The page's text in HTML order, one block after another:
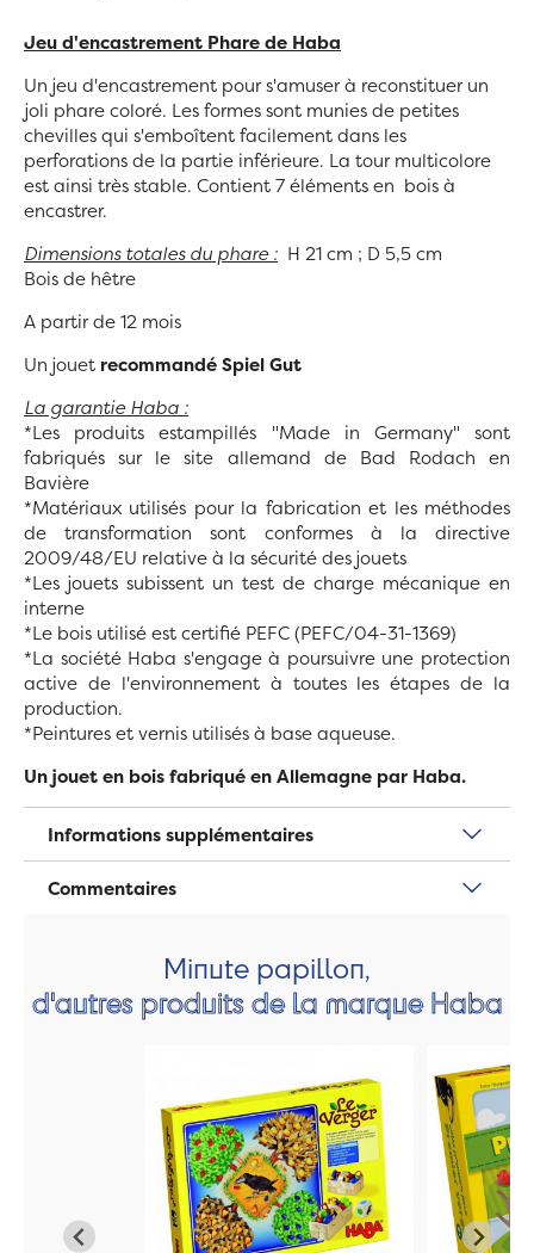
Jeu d'encastrement Phare de Haba
Un jeu d'encastrement pour s'amuser à reconstituer un
joli phare coloré. Les formes sont munies de petites
chevilles qui s'emboîtent facilement dans les
perforations de la partie inférieure. La tour multicolore
est ainsi très stable. Contient 7 éléments en bois à
encastrer.
Dimensions totales du phare : H 21 cm ; D 5,5 cm
Bois de hêtre
A partir de 12 mois
Un jouet recommandé Spiel Gut
La garantie Haba :
*Les produits estampillés "Made in Germany" sont
fabriqués sur le site allemand de Bad Rodach en
Bavière
*Matériaux utilisés pour la fabrication et les méthodes
de transformation sont conformes à la directive
2009/48/EU relative à la sécurité des jouets
*Les jouets subissent un test de charge mécanique en
interne
*Le bois utilisé est certifié PEFC (PEFC/04-31-1369)
*La société Haba s'engage à poursuivre une protection
active de l'environnement à toutes les étapes de la
production.
*Peintures et vernis utilisés à base aqueuse.
Un jouet en bois fabriqué en Allemagne par Haba.
Informations supplémentaires
Commentaires
Minute papillon,
d'autres produits de la marque Haba